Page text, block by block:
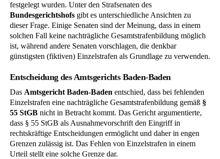
festgelegt wurden. Unter den Strafsenaten des
Bundesgerichtshofs gibt es unterschiedliche Ansichten zu
dieser Frage. Einige Senaten sind der Meinung, dass in einem
solchen Fall keine nachträgliche Gesamtstrafenbildung möglich
ist, während andere Senaten vorschlagen, die denkbar
günstigsten (fiktiven) Einzelstrafen als Grundlage zu verwenden.
Entscheidung des Amtsgerichts Baden-Baden
Das Amtsgericht Baden-Baden entschied, dass bei fehlenden
Einzelstrafen eine nachträgliche Gesamtstrafenbildung gemäß §
55 StGB nicht in Betracht kommt. Das Gericht argumentierte,
dass § 55 StGB als Ausnahmevorschrift den Eingriff in
rechtskräftige Entscheidungen ermöglicht und daher in engen
Grenzen zulässig ist. Das Fehlen von Einzelstrafen in einem
Urteil stellt eine solche Grenze dar.